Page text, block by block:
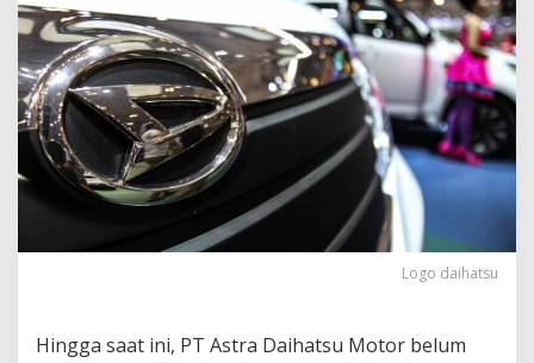
T
,
p
a
y
D
t
Logo daihatsu
Hingga saat ini, PT Astra Daihatsu Motor belum